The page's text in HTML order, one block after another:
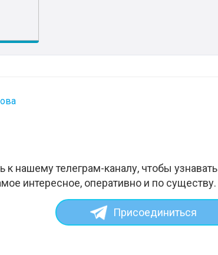
к нашему телеграм-каналу, чтобы
интересное, оперативно и по
Присоединиться